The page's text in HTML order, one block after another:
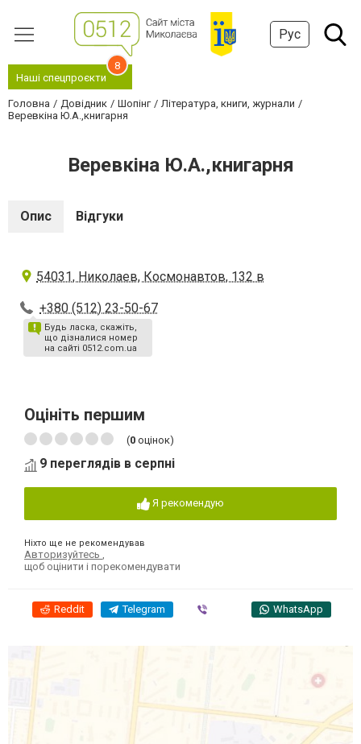
Рус
Наші спецпроєкти
8
Головна Довідник Шопінг
Література, книги, журнали
Веревкіна Ю.А.,книгарня
Веревкіна Ю.А.,книгарня
Опис Відгуки
54031, Николаев, Космонавтов, 132 в
+380 (512) 23-50-67
Будь ласка, скажіть,
що дізналися номер
на сайті 0512.com.ua
Оцініть першим
(0 оцінок)
9 переглядів в серпні
Я рекомендую
Ніхто ще не рекомендував
Авторизуйтесь
щоб оцінити і порекомендувати
Reddit Telegram WhatsApp